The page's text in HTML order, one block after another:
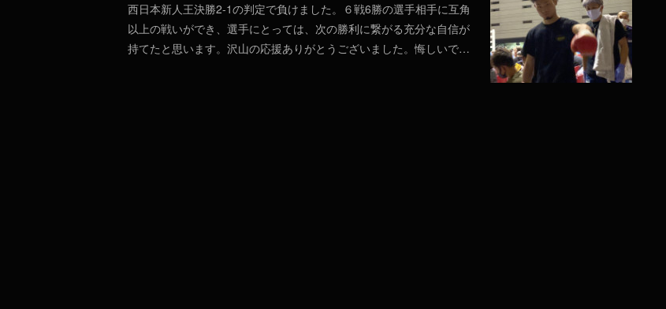
西日本新人王決勝2-1の判定で負けました。６戦6勝の選手相手に互角
以上の戦いができ、選手にとっては、次の勝利に繋がる充分な自信が
持てたと思います。沢山の応援ありがとうございました。悔しいで…